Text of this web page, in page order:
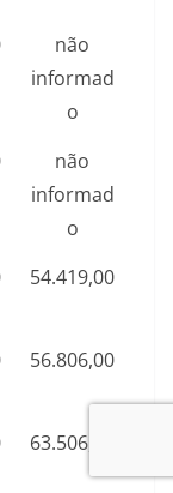
não
informad
o
não
informad
o
54.419,00
56.806,00
63.506,00